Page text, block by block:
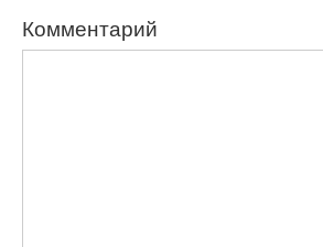
Комментарий